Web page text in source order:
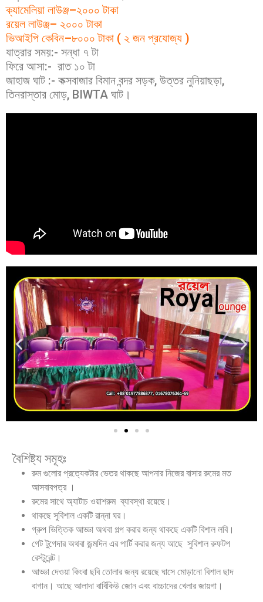
ক্যামেলিয়া লাউঞ্জ–২০০০ টাকা
রয়েল লাউঞ্জ– ২০০০ টাকা
ভিআইপি কেবিন–৮০০০ টাকা ( ২ জন প্রযোজ্য )
যাত্রার সময়:- সন্ধা ৭ টা
ফিরে আসা:- রাত ১০ টা
জাহাজ ঘাট :- কক্সবাজার বিমান বন্দর সড়ক, উত্তর নুনিয়াছড়া,
তিনরাস্তার মোড়, BIWTA ঘাট।
বৈশিষ্ট্য সমূহঃ
রুম গুলোর প্রত্যেকটার ভেতর থাকছে আপনার নিজের বাসার রুমের মত
আসবাবপত্র ।
রুমের সাথে অ্যাটাচ ওয়াশরুম ব্যাবস্থা রয়েছে।
থাকছে সুবিশাল একটি রান্না ঘর।
গ্রুপ ভিত্তিক আড্ডা অথবা গল্প করার জন্য থাকছে একটি বিশাল লবি।
গেট টুগেদার অথবা জন্মদিন এর পার্টি করার জন্য আছে সুবিশাল রুফটপ
রেস্টুরেন্ট।
আড্ডা দেওয়া কিংবা ছবি তোলার জন্য রয়েছে ঘাসে মোড়ানো বিশাল ছাদ
বাগান। আছে আলাদা বার্বিকিউ জোন এবং বাচ্চাদের খেলার জায়গা।